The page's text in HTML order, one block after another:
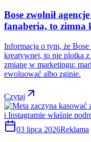
Bose zwolnił
fanaberia, to zimna
Informacja o tym, że Bose
kreatywnej, to nie plotka
zmianę w marketingu:
ewoluować albo zginie.
Czytaj
03 lipca 2026Reklama